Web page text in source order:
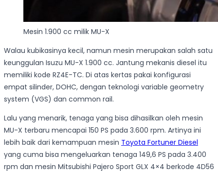
Mesin 1.900 cc milik MU-X
Walau kubikasinya kecil, namun mesin merupakan salah satu
keunggulan Isuzu MU-X 1.900 cc. Jantung mekanis diesel itu
memiliki kode RZ4E-TC. Di atas kertas pakai konfigurasi
empat silinder, DOHC, dengan teknologi variable geometry
system (VGS) dan common rail.
Lalu yang menarik, tenaga yang bisa dihasilkan oleh mesin
MU-X terbaru mencapai 150 PS pada 3.600 rpm. Artinya ini
lebih baik dari kemampuan mesin Toyota Fortuner Diesel
yang cuma bisa mengeluarkan tenaga 149,6 PS pada 3.400
rpm dan mesin Mitsubishi Pajero Sport GLX 4×4 berkode 4D56